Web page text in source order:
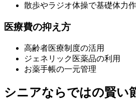
散歩やラジオ体操で基礎体力
医療費の抑え方
高齢者医療制度の活用
ジェネリック医薬品の利用
お薬手帳の一元管理
シニアならではの賢い